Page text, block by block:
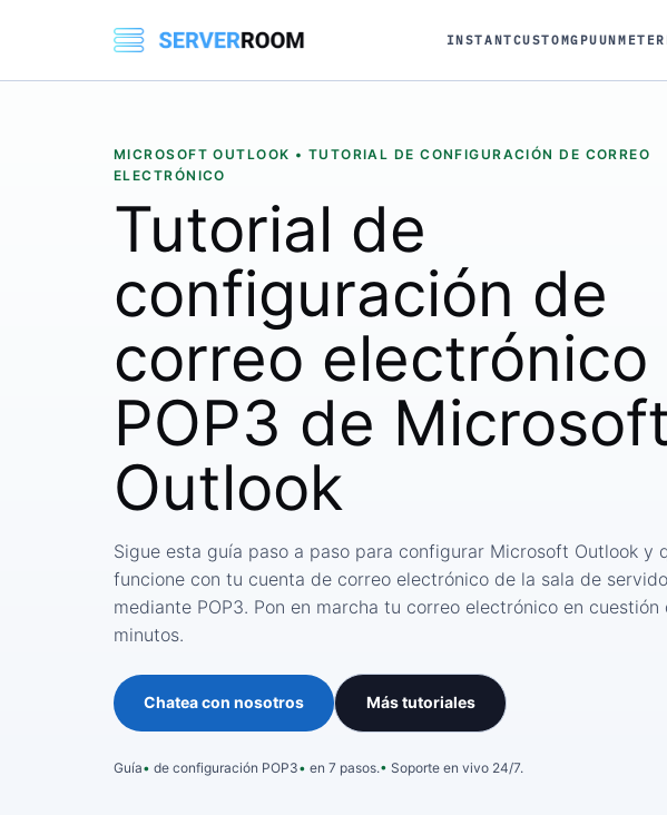
INSTANTCUSTOMGPU
MICROSOFT OUTLOOK • TUTORIAL DE CONFIGURACIÓN DE CORREO
ELECTRÓNICO
Tutorial de
configuración de
correo electrónico
POP3 de Microsoft
Outlook
Sigue esta guía paso a paso para configurar Microsoft Outlook y
funcione con tu cuenta de correo electrónico de la sala de
mediante POP3. Pon en marcha tu correo electrónico en cuestión
minutos.
Chatea con nosotros Más tutoriales
Guía de configuración POP3 en 7 pasos. Soporte en vivo 24/7.